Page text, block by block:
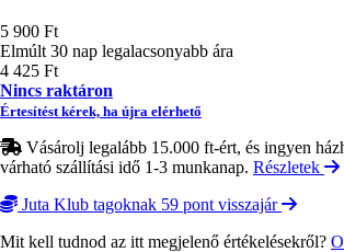
5 900 Ft
Elmúlt 30 nap legalacsonyabb ára
4 425 Ft
Nincs raktáron
Értesítést kérek, ha újra elérhető
Vásárolj legalább 15.000 ft-ért, és ingyen
várható szállítási idő 1-3 munkanap. Részletek
Juta Klub tagoknak 59 pont visszajár
Mit kell tudnod az itt megjelenő értékelésekről?